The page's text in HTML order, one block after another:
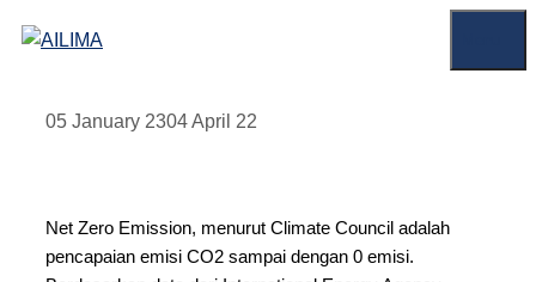
Skip
05 January 2304 April 22
Net Zero Emission, menurut Climate Council adalah
pencapaian emisi CO2 sampai dengan 0 emisi.